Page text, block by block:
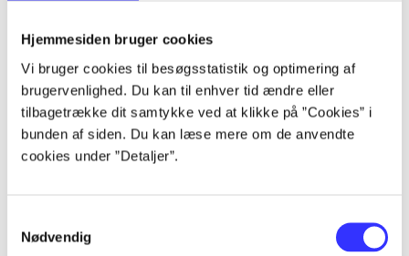
Hjemmesiden bruger cookies
Vi bruger cookies til besøgsstatistik og optimering af
brugervenlighed. Du kan til enhver tid ændre eller
tilbagetrække dit samtykke ved at klikke på ”Cookies” i
bunden af siden. Du kan læse mere om de anvendte
cookies under ”Detaljer”.
Nødvendig
...
...